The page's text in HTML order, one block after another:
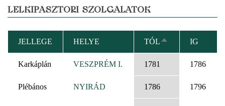
LELKIPÁSZTORI SZOLGÁLATOK
JELLEGE HELYE TÓLCSÖKKENŐ
RENDEZÉS
IG
Karkáplán VESZPRÉM I. 1781 1786
Plébános NYIRÁD 1786 1796